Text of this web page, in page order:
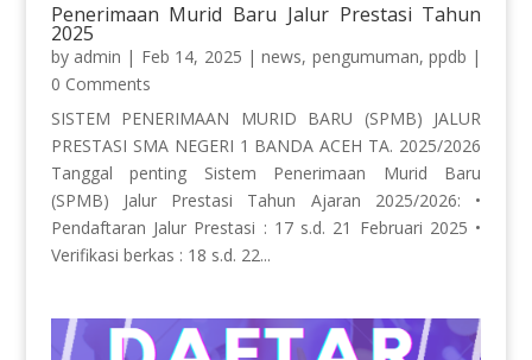
Penerimaan Murid Baru Jalur Prestasi Tahun
2025
by admin | Feb 14, 2025 |news, pengumuman,ppdb |
0 Comments
SISTEM PENERIMAAN MURID BARU (SPMB) JALUR
PRESTASI SMA NEGERI 1 BANDA ACEH TA. 2025/2026
Tanggal penting Sistem Penerimaan Murid Baru
(SPMB) Jalur Prestasi Tahun Ajaran 2025/2026: •
Pendaftaran Jalur Prestasi : 17 s.d. 21 Februari 2025 •
Verifikasi berkas : 18 s.d. 22...